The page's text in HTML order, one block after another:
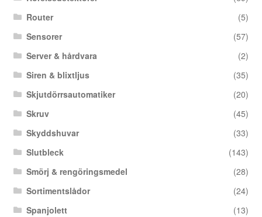
Router
(5)
Sensorer
(57)
Server & hårdvara
(2)
Siren & blixtljus
(35)
Skjutdörrsautomatiker
(20)
Skruv
(45)
Skyddshuvar
(33)
Slutbleck
(143)
Smörj & rengöringsmedel
(28)
Sortimentslådor
(24)
Spanjolett
(13)